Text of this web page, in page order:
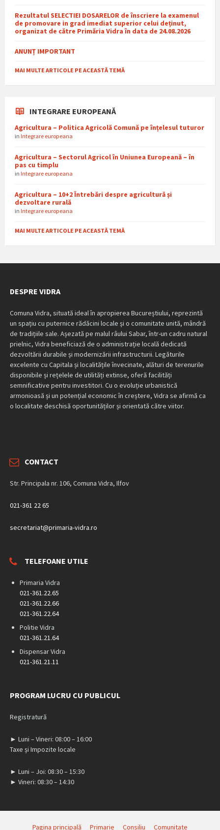
Rezultatul SELECTIEI DOSARELOR de înscriere la examenul
de promovare in grad imediat superior celui deținut,
organizat de către Primăria Vidra în data de 24.08.2026
ANUNȚ IMPORTANT
MAI MULTE ARTICOLE PE ACEASTĂ TEMĂ
INTEGRARE EUROPEANĂ
Agricultura – Politica Agricolă Comună pe înțelesul tuturor
in Integrare europeana
Agricultura – Sectorul Agricol în Uniunea Europeană – în
pas cu timplu
in Integrare europeana
Agricultura – 10+2 Întrebări despre agricultură și
dezvoltare rurală
in Integrare europeana
MAI MULTE ARTICOLE PE ACEASTĂ TEMĂ
DESPRE VIDRA
Comuna Vidra, situată ideal în apropierea Bucureștiului, reprezintă
un spațiu cu puternice rădăcini locale și o comunitate unită, mândră
de tradițiile sale. Așezată pe malul râului Sabar, într-un cadru natural
prielnic, Vidra beneficiază de o administrație locală dedicată
dezvoltării durabile și modernizării infrastructurii. Legăturile
excelente cu Capitala și localitățile învecinate, alături de terenurile
disponibile și rețelele de utilități extinse, oferă facilități
semnificative pentru investitori. Cu o evoluție urbanistică
armonioasă și un potențial economic în creștere, Vidra se afirmă ca
o localitate deschisă oportunităților și orientată către viitor.
CONTACT
Str. Principala nr. 106, Comuna Vidra, Ilfov
021-361 22 65
secretariat@primaria-vidra.ro
TELEFOANE UTILE
Primaria Vidra
021-361.22.65
021-361.22.66
021-361.22.64
Politie Vidra
021-361.21.64
Dispensar Vidra
021-361.21.11
PROGRAM LUCRU CU PUBLICUL
Registratură
► Luni – Vineri: 08:00 – 16:00
Taxe și Impozite locale
► Luni – Joi: 08:30 – 15:30
► Vineri: 08:30 – 14:30
Pagina principală Primarie Consiliu Comunitate